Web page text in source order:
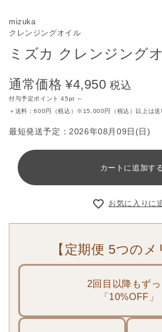
mizuka
クレンジングオイル
ミズカ クレンジング
通常価格 ¥4,950 税込
付与予定ポイント 45pt ～
＋送料：600円（税込）※15,000円（税込）以上は送
最短発送予定： 2026年08月09日(日)
カートに追加す
お気に入りに
【定期便 5つのメ
2回目以降もずっ
「10%OFF」